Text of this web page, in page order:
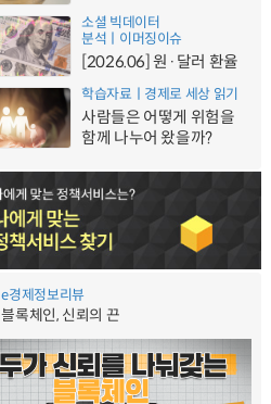
소셜 빅데이터
분석ㅣ이머징이슈
[2026.06] 원·달러 환율
학습자료ㅣ경제로 세상 읽기
사람들은 어떻게 위험을
함께 나누어 왔을까?
e경제정보리뷰
블록체인, 신뢰의 끈